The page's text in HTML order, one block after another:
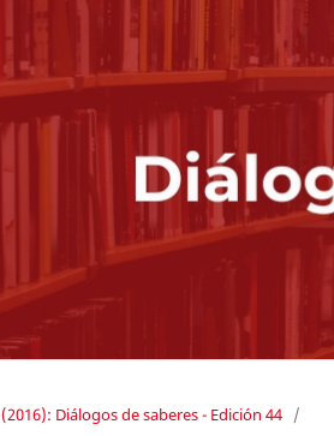
Diálogos de saberes - Edición 44 /